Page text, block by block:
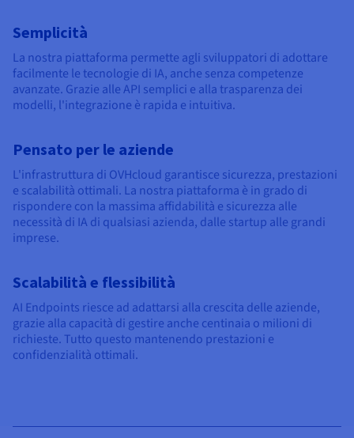
Semplicità
La nostra piattaforma permette agli sviluppatori di adottare
facilmente le tecnologie di IA, anche senza competenze
avanzate. Grazie alle API semplici e alla trasparenza dei
modelli, l'integrazione è rapida e intuitiva.
Pensato per le aziende
L'infrastruttura di OVHcloud garantisce sicurezza, prestazioni
e scalabilità ottimali. La nostra piattaforma è in grado di
rispondere con la massima affidabilità e sicurezza alle
necessità di IA di qualsiasi azienda, dalle startup alle grandi
imprese.
Scalabilità e flessibilità
AI Endpoints riesce ad adattarsi alla crescita delle aziende,
grazie alla capacità di gestire anche centinaia o milioni di
richieste. Tutto questo mantenendo prestazioni e
confidenzialità ottimali.